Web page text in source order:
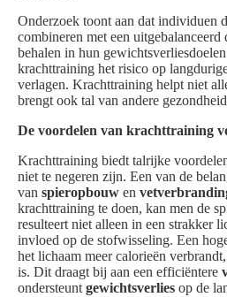
Onderzoek toont aan dat individuen
combineren met een uitgebalanceerd
behalen in hun
krachttraining het risico op
verlagen. Krachttraining helpt niet
brengt ook tal van andere
De voordelen van krachttraining
Krachttraining biedt talrijke
niet te negeren zijn. Een van de
van spieropbouw en
krachttraining te doen, kan men de
resulteert niet alleen in een strakker
invloed op de stofwisseling. Een
het lichaam meer calorieën
is. Dit draagt bij aan een efficiëntere
ondersteunt gewichtsverlies op de